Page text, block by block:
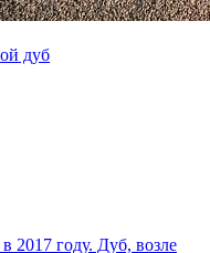
дуб
2017 году. Дуб, возле